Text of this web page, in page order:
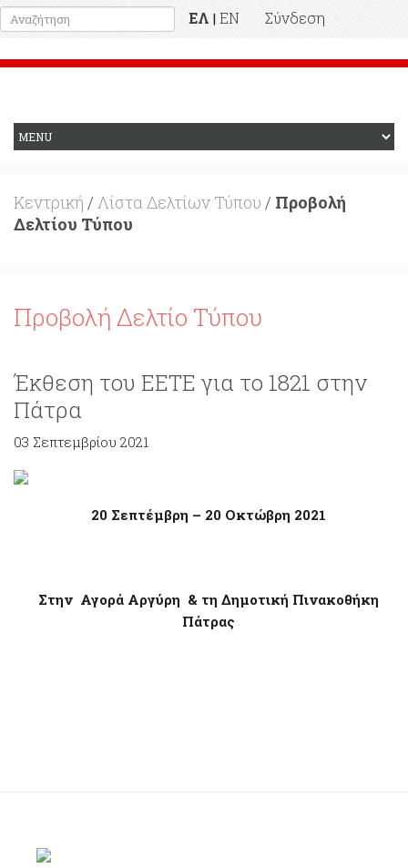
ΕΛ | EN
Σύνδεση
Κεντρική / Λίστα Δελτίων Τύπου / Προβολή
Δελτίου Τύπου
Προβολή Δελτίο Τύπου
Έκθεση του ΕΕΤΕ για το 1821 στην
Πάτρα
03 Σεπτεμβρίου 2021
20 Σεπτέμβρη – 20 Οκτώβρη 2021
Στην Αγορά Αργύρη & τη Δημοτική Πινακοθήκη
Πάτρας